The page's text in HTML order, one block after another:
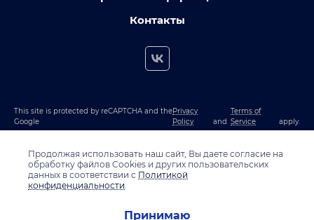
Контакты
This site is protected by reCAPTCHA and the
Google
Privacy
Policy
and
Terms of
Service
apply.
Продолжая использовать наш сайт, Вы даете согласие на
обработку файлов Cookies и других пользовательских
данных в соответствии с Политикой
конфиденциальности.
Принимаю